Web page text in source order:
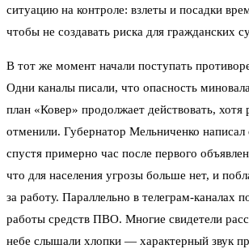
ситуацию на контроле: взлеты и посадки
чтобы не создавать риска для гражданских
В тот же момент начали поступать
Одни каналы писали, что опасность
план «Ковер» продолжает действовать, хотя
отменили. Губернатор Мельниченко написал
спустя примерно час после первого
что для населения угрозы больше нет, и
за работу. Параллельно в телеграм-каналах
работы средств ПВО. Многие свидетели
небе слышали хлопки — характерный звук